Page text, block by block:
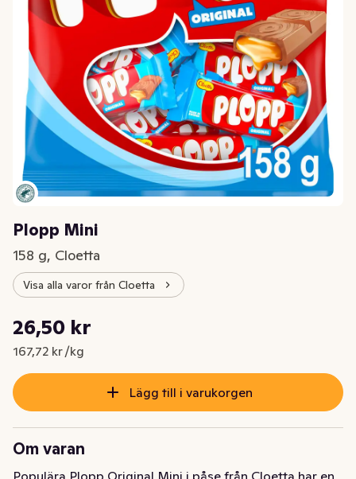
Plopp Mini
158 g, Cloetta
Visa alla varor från Cloetta
Nuvarande pris är: 26,50 kr
26,50 kr
167,72 kr /kg
Styckpris: 167,72 kr /kg
Lägg till i varukorgen
Om varan